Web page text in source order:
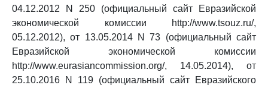
04.12.2012 N 250 (официальный сайт Евразийской
экономической комиссии http://www.tsouz.ru/,
05.12.2012), от 13.05.2014 N 73 (официальный сайт
Евразийской экономической комиссии
http://www.eurasiancommission.org/, 14.05.2014), от
25.10.2016 N 119 (официальный сайт Евразийского